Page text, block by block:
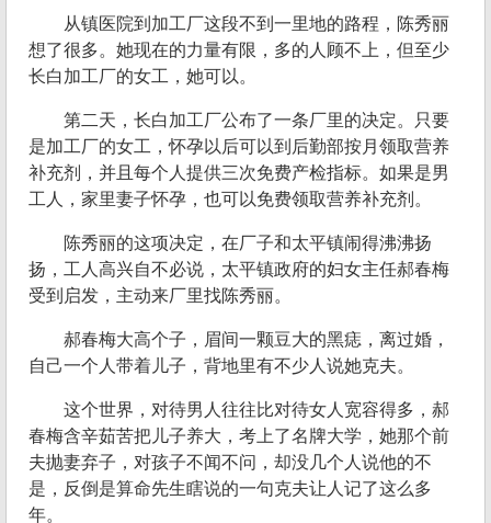
从镇医院到加工厂这段不到一里地的路程，陈秀丽
想了很多。她现在的力量有限，多的人顾不上，但至少
长白加工厂的女工，她可以。
第二天，长白加工厂公布了一条厂里的决定。只要
是加工厂的女工，怀孕以后可以到后勤部按月领取营养
补充剂，并且每个人提供三次免费产检指标。如果是男
工人，家里妻子怀孕，也可以免费领取营养补充剂。
陈秀丽的这项决定，在厂子和太平镇闹得沸沸扬
扬，工人高兴自不必说，太平镇政府的妇女主任郝春梅
受到启发，主动来厂里找陈秀丽。
郝春梅大高个子，眉间一颗豆大的黑痣，离过婚，
自己一个人带着儿子，背地里有不少人说她克夫。
这个世界，对待男人往往比对待女人宽容得多，郝
春梅含辛茹苦把儿子养大，考上了名牌大学，她那个前
夫抛妻弃子，对孩子不闻不问，却没几个人说他的不
是，反倒是算命先生瞎说的一句克夫让人记了这么多
年。